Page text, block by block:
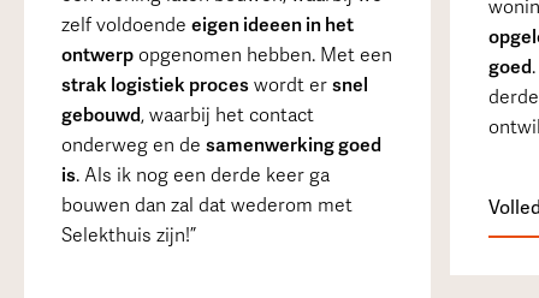
zelf voldoendeeigen ideeen in het
ontwerp opgenomen hebben. Met een
strak logistiek proces wordt ersnel
gebouwd, waarbij het contact
onderweg en desamenwerking goed
is. Als ik nog een derde keer ga
bouwen dan zal dat wederom met
Selekthuis zijn!
goed